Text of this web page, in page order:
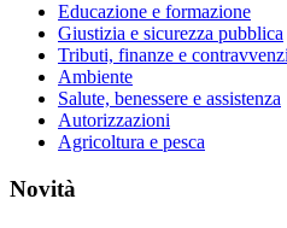
Educazione e formazione
Giustizia e sicurezza pubblica
Tributi, finanze e
Ambiente
Salute, benessere e assistenza
Autorizzazioni
Agricoltura e pesca
Novità